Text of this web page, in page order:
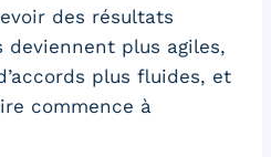
des résultats
deviennent plus agiles,
plus fluides, et
commence à